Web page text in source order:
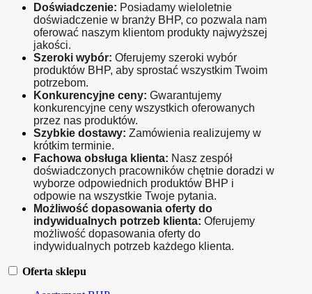
Doświadczenie: Posiadamy wieloletnie
doświadczenie w branży BHP, co pozwala nam
oferować naszym klientom produkty najwyższej
jakości.
Szeroki wybór: Oferujemy szeroki wybór
produktów BHP, aby sprostać wszystkim Twoim
potrzebom.
Konkurencyjne ceny: Gwarantujemy
konkurencyjne ceny wszystkich oferowanych
przez nas produktów.
Szybkie dostawy: Zamówienia realizujemy w
krótkim terminie.
Fachowa obsługa klienta: Nasz zespół
doświadczonych pracowników chętnie doradzi w
wyborze odpowiednich produktów BHP i
odpowie na wszystkie Twoje pytania.
Możliwość dopasowania oferty do
indywidualnych potrzeb klienta: Oferujemy
możliwość dopasowania oferty do
indywidualnych potrzeb każdego klienta.
Oferta sklepu